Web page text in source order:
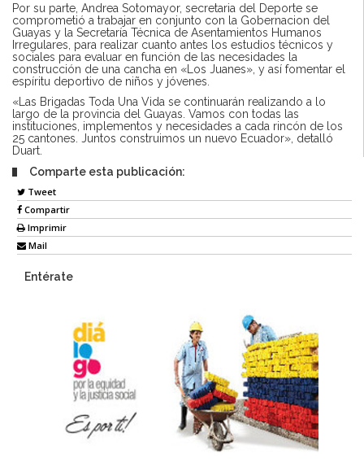
Por su parte, Andrea Sotomayor, secretaria del Deporte se
comprometió a trabajar en conjunto con la Gobernacion del
Guayas y la Secretaría Técnica de Asentamientos Humanos
Irregulares, para realizar cuanto antes los estudios técnicos y
sociales para evaluar en función de las necesidades la
construcción de una cancha en «Los Juanes», y así fomentar el
espíritu deportivo de niños y jóvenes.
«Las Brigadas Toda Una Vida se continuarán realizando a lo
largo de la provincia del Guayas. Vamos con todas las
instituciones, implementos y necesidades a cada rincón de los
25 cantones. Juntos construimos un nuevo Ecuador», detalló
Duart.
Comparte esta publicación:
Tweet
Compartir
Imprimir
Mail
Entérate